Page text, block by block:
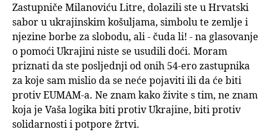
Zastupniče Milanoviću Litre, dolazili ste u Hrvatski
sabor u ukrajinskim košuljama, simbolu te zemlje i
njezine borbe za slobodu, ali - čuda li! - na glasovanje
o pomoći Ukrajini niste se usudili doći. Moram
priznati da ste posljednji od onih 54-ero zastupnika
za koje sam mislio da se neće pojaviti ili da će biti
protiv EUMAM-a. Ne znam kako živite s tim, ne znam
koja je Vaša logika biti protiv Ukrajine, biti protiv
solidarnosti i potpore žrtvi.